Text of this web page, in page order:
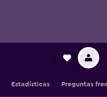
Estadísticas Preguntas